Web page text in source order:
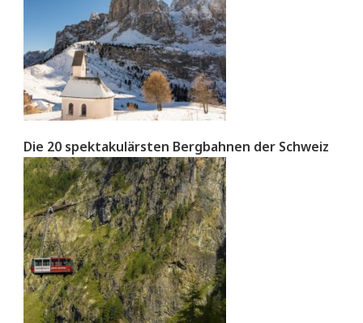
Die 20 spektakulärsten Bergbahnen der Schweiz